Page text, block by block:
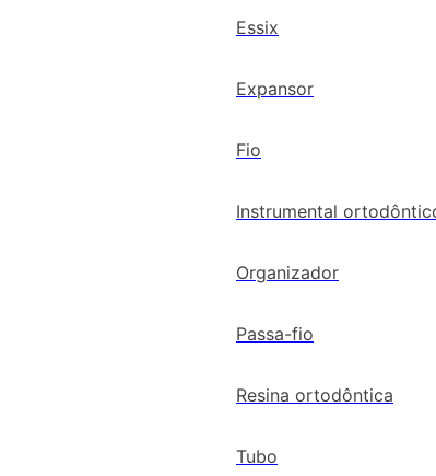
Essix
Expansor
Fio
Instrumental
Organizador
Passa-fio
Resina ortodôntica
Tubo